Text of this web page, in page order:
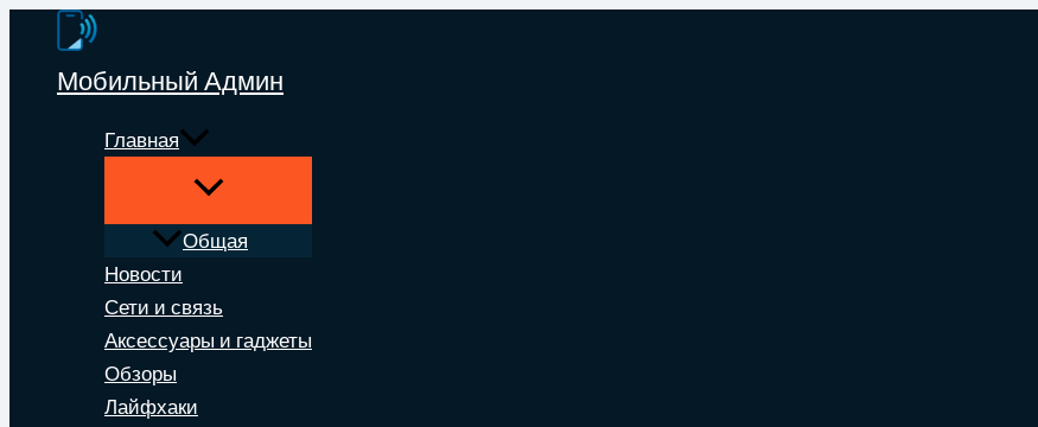
Перейти
содержимому
Мобильный Админ
Главная
Общая
Новости
Сети и связь
Аксессуары и гаджеты
Обзоры
Лайфхаки